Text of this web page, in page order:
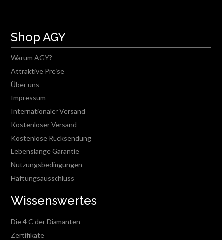
Shop AGY
Warum AGY?
Attraktive Preise
Über uns
Impressum
Internationaler Versand
Kostenloser Versand
Kostenlose Rücksendung
Lebenslange Garantie
Nutzungsbedingungen
Haftungsausschluss
Wissenswertes
Die 4 C der Diamanten
Zertifikate